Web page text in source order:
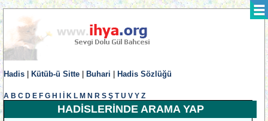
Hadis Kütüb-ü Sitte Buhari Hadis Sözlüğü
A B C D E F G H K L M N R S Ş T U V Y Z
HADİSLERİNDE ARAMA YAP